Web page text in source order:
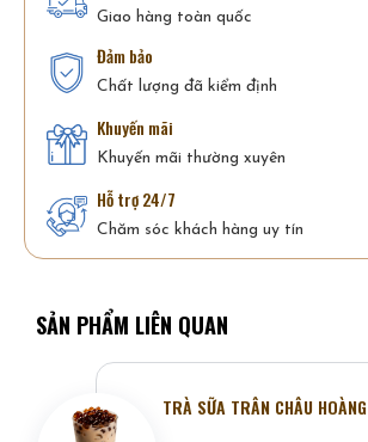
Giao hàng toàn quốc
Đảm bảo
Chất lượng đã kiểm định
Khuyến mãi
Khuyến mãi thường xuyên
Hỗ trợ 24/7
Chăm sóc khách hàng uy tín
SẢN PHẨM LIÊN QUAN
TRÀ SỮA TRÂN CHÂU